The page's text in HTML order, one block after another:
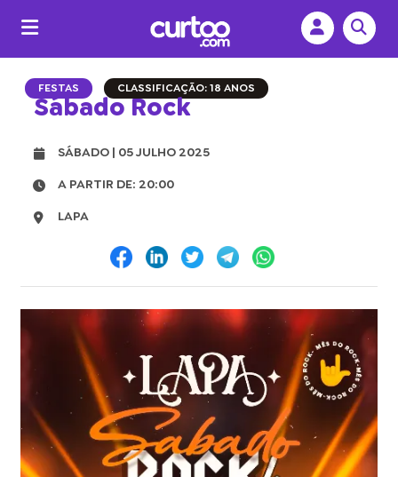
FESTAS CLASSIFICAÇÃO: 18 ANOS
Sábado Rock
SÁBADO | 05 JULHO 2025
A PARTIR DE: 20:00
LAPA